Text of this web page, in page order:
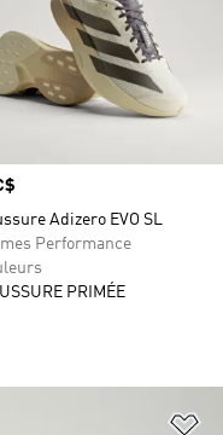
Adizero EVO SL
Performance
PRIMÉE